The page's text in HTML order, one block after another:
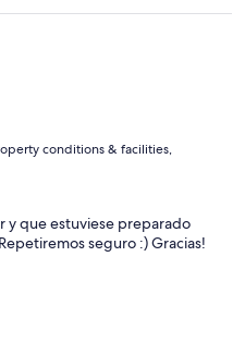
conditions & facilities,
y que estuviese preparado
seguro :) Gracias!